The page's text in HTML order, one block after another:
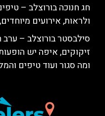
חג חנוכה בורוצלב –
ולראות, אירועים
סילבסטר בורוצלב –
זיקוקים, איפה יש
ומה סגור ועוד טיפים